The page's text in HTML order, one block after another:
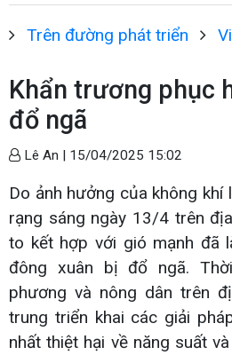
Trên đường phát triển
Khẩn trương phục
đổ ngã
Lê An | 15/04/2025 15:02
Do ảnh hưởng của không khí
rạng sáng ngày 13/4 trên
to kết hợp với gió mạnh đã
đông xuân bị đổ ngã.
phương và nông dân trên
trung triển khai các giải
nhất thiệt hại về năng suất